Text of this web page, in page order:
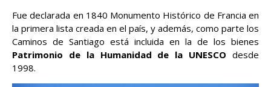
Fue declarada en 1840 Monumento Histórico de Francia en
la primera lista creada en el país, y además, como parte los
Caminos de Santiago está incluida en la de los bienes
Patrimonio de la Humanidad de la UNESCO desde
1998.